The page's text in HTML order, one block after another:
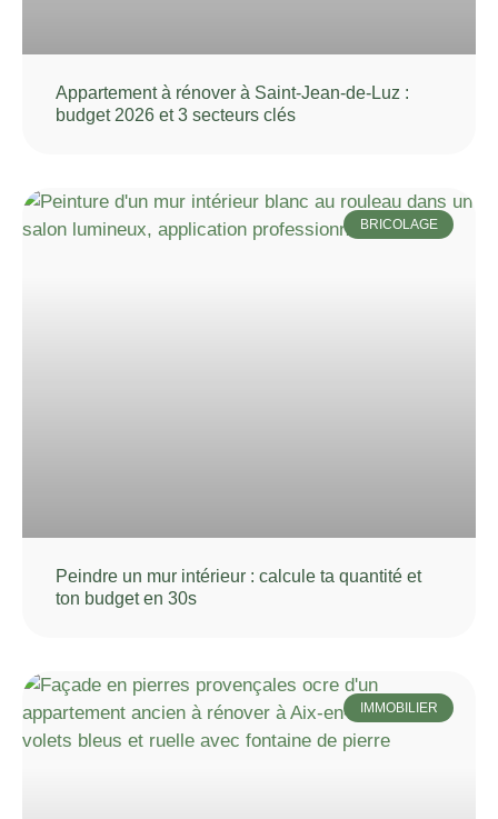
Appartement à rénover à Saint-Jean-de-Luz :
budget 2026 et 3 secteurs clés
BRICOLAGE
Peindre un mur intérieur : calcule ta quantité et
ton budget en 30s
IMMOBILIER